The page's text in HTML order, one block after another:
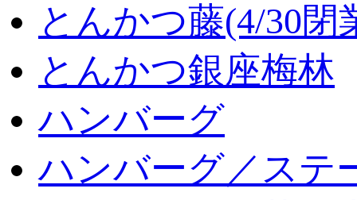
とんかつ藤(4/30閉
とんかつ銀座梅林
ハンバーグ
ハンバーグ／ステ